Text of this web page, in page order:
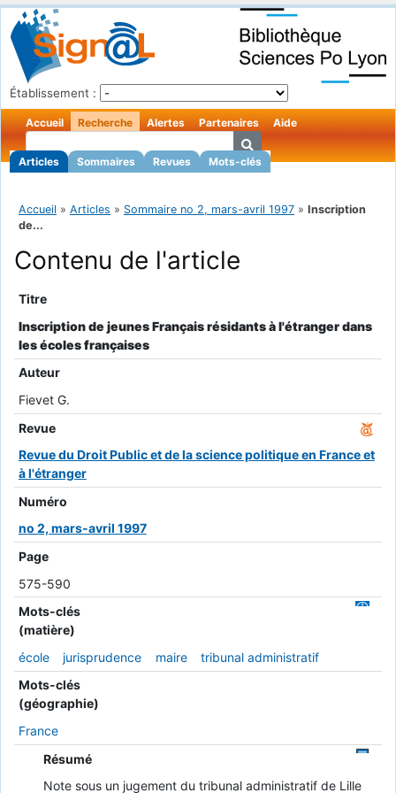
Établissement :
Accueil Recherche
Articles Sommaires Revues Mots-clés
Alertes Partenaires Aide
Accueil » Articles » Sommaire no 2, mars-avril 1997 » Inscription
de...
Contenu de l'article
Titre
Inscription de jeunes Français résidants à l'étranger dans
les écoles françaises
Auteur
Fievet G.
Revue
Revue du Droit Public et de la science politique en France et
à l'étranger
Numéro
no 2, mars-avril 1997
Page
575-590
Mots-clés
(matière)
école
jurisprudence maire
tribunal administratif
Mots-clés
(géographie)
France
Résumé
Note sous un jugement du tribunal administratif de Lille